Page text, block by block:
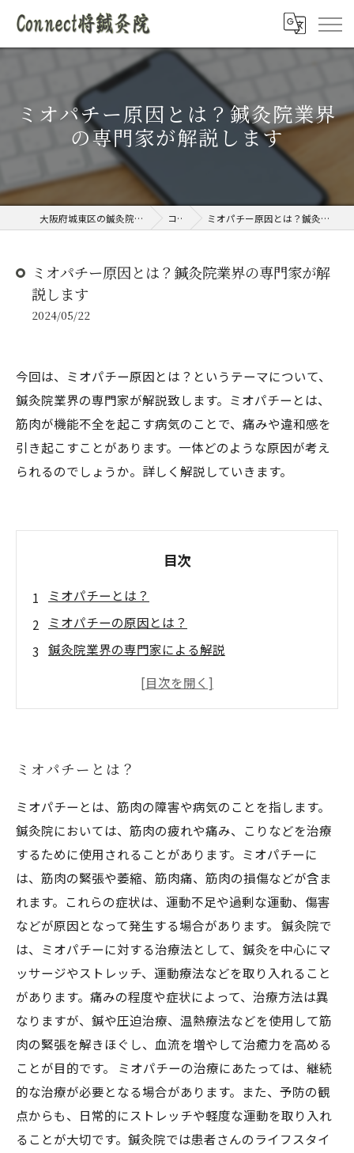
ミオパチー原因とは？鍼灸院業界
の専門家が解説します
大阪府城東区の鍼灸院ならConnect将鍼灸院 コラム ミオパチー原因とは？鍼灸院業界の専門家が解説します
ミオパチー原因とは？鍼灸院業界の専門家が解
説します
2024/05/22
今回は、ミオパチー原因とは？というテーマについて、
鍼灸院業界の専門家が解説致します。ミオパチーとは、
筋肉が機能不全を起こす病気のことで、痛みや違和感を
引き起こすことがあります。一体どのような原因が考え
られるのでしょうか。詳しく解説していきます。
目次
ミオパチーとは？
ミオパチーの原因とは？
鍼灸院業界の専門家による解説
ミオパチーの症状と治療法
ミオパチーとは？
ミオパチーとは、筋肉の障害や病気のことを指します。
鍼灸院においては、筋肉の疲れや痛み、こりなどを治療
するために使用されることがあります。ミオパチーに
は、筋肉の緊張や萎縮、筋肉痛、筋肉の損傷などが含ま
れます。これらの症状は、運動不足や過剰な運動、傷害
などが原因となって発生する場合があります。 鍼灸院で
は、ミオパチーに対する治療法として、鍼灸を中心にマ
ッサージやストレッチ、運動療法などを取り入れること
があります。痛みの程度や症状によって、治療方法は異
なりますが、鍼や圧迫治療、温熱療法などを使用して筋
肉の緊張を解きほぐし、血流を増やして治癒力を高める
ことが目的です。 ミオパチーの治療にあたっては、継続
的な治療が必要となる場合があります。また、予防の観
点からも、日常的にストレッチや軽度な運動を取り入れ
ることが大切です。鍼灸院では患者さんのライフスタイ